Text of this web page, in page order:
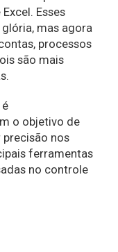
Esses
mas agora
processos
são mais
o objetivo de
nos
ferramentas
no controle